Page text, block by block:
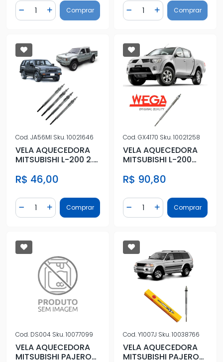
Diminuir Quantidade
Quantidade
Adicionar Quantidade
Comprar Diminuir Quantidade
Quantidade
AdicionarComprar
Cod.JA56MI Sku.10021646
VELA AQUECEDORA
MITSUBISHI L-200 2.5
R$ 46,00
Diminuir Quantidade
Quantidade
Adicionar Quantidade
Comprar
Cod.GX4170 Sku.10021258
VELA AQUECEDORA
MITSUBISHI L-200
DIANTE
R$ 90,80
Diminuir Quantidade
Quantidade
AdicionarComprar
Cod. DS004 Sku.10077099
VELA AQUECEDORA
MITSUBISHI PAJERO
Cod.Y1007J Sku.10038766
VELA AQUECEDORA
MITSUBISHI PAJERO